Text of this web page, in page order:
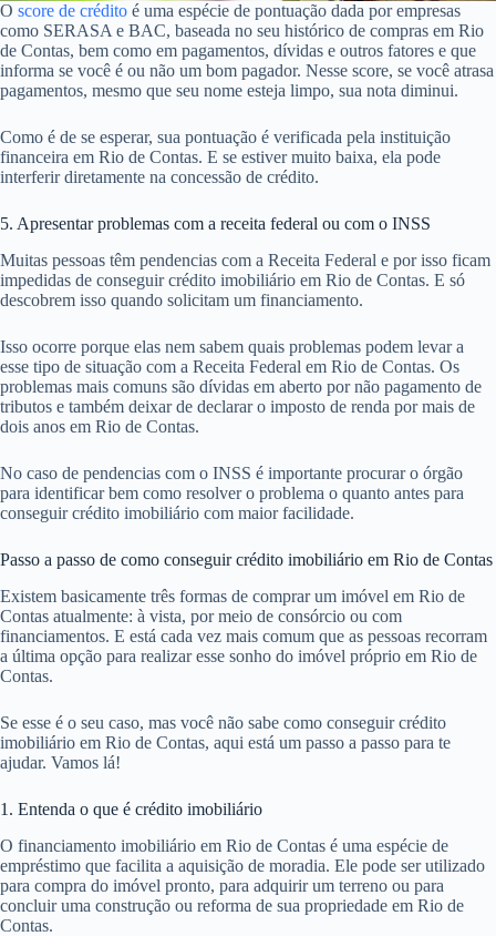
O score de crédito é uma espécie de pontuação dada por empresas
como SERASA e BAC, baseada no seu histórico de compras em Rio
de Contas, bem como em pagamentos, dívidas e outros fatores e que
informa se você é ou não um bom pagador. Nesse score, se você atrasa
pagamentos, mesmo que seu nome esteja limpo, sua nota diminui.
Como é de se esperar, sua pontuação é verificada pela instituição
financeira em Rio de Contas. E se estiver muito baixa, ela pode
interferir diretamente na concessão de crédito.
5. Apresentar problemas com a receita federal ou com o INSS
Muitas pessoas têm pendencias com a Receita Federal e por isso ficam
impedidas de conseguir crédito imobiliário em Rio de Contas. E só
descobrem isso quando solicitam um financiamento.
Isso ocorre porque elas nem sabem quais problemas podem levar a
esse tipo de situação com a Receita Federal em Rio de Contas. Os
problemas mais comuns são dívidas em aberto por não pagamento de
tributos e também deixar de declarar o imposto de renda por mais de
dois anos em Rio de Contas.
No caso de pendencias com o INSS é importante procurar o órgão
para identificar bem como resolver o problema o quanto antes para
conseguir crédito imobiliário com maior facilidade.
Passo a passo de como conseguir crédito imobiliário em Rio de Contas
Existem basicamente três formas de comprar um imóvel em Rio de
Contas atualmente: à vista, por meio de consórcio ou com
financiamentos. E está cada vez mais comum que as pessoas recorram
a última opção para realizar esse sonho do imóvel próprio em Rio de
Contas.
Se esse é o seu caso, mas você não sabe como conseguir crédito
imobiliário em Rio de Contas, aqui está um passo a passo para te
ajudar. Vamos lá!
1. Entenda o que é crédito imobiliário
O financiamento imobiliário em Rio de Contas é uma espécie de
empréstimo que facilita a aquisição de moradia. Ele pode ser utilizado
para compra do imóvel pronto, para adquirir um terreno ou para
concluir uma construção ou reforma de sua propriedade em Rio de
Contas.